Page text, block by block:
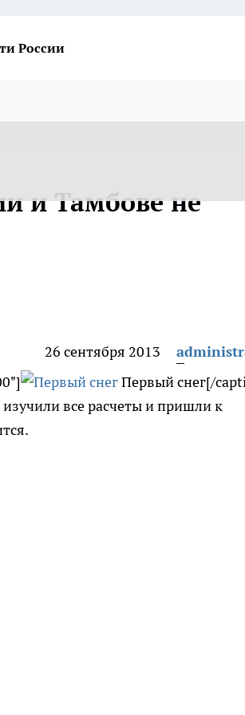
России
и Тамбове не
26 сентября 2013
Первый снег[/
все расчеты и пришли к